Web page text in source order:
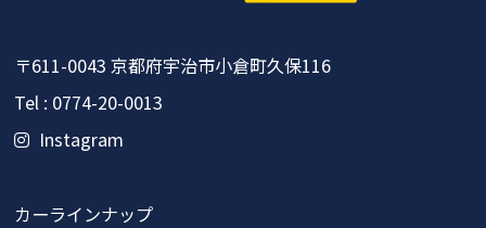
〒611-0043京都府宇治市小倉町久保116
Tel : 0774-20-0013
Instagram
カーラインナップ